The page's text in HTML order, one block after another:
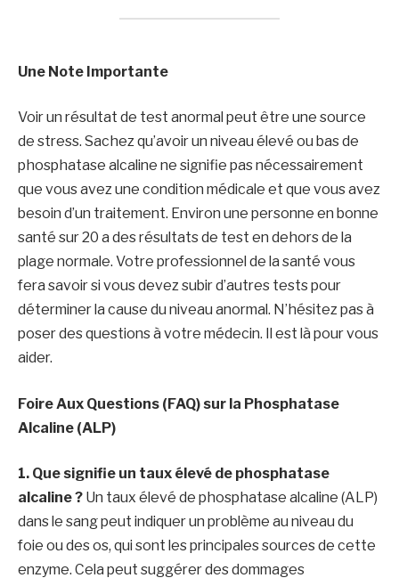
Une Note Importante
Voir un résultat de test anormal peut être une source
de stress. Sachez qu’avoir un niveau élevé ou bas de
phosphatase alcaline ne signifie pas nécessairement
que vous avez une condition médicale et que vous avez
besoin d’un traitement. Environ une personne en bonne
santé sur 20 a des résultats de test en dehors de la
plage normale. Votre professionnel de la santé vous
fera savoir si vous devez subir d’autres tests pour
déterminer la cause du niveau anormal. N’hésitez pas à
poser des questions à votre médecin. Il est là pour vous
aider.
Foire Aux Questions (FAQ) sur la Phosphatase
Alcaline (ALP)
1. Que signifie un taux élevé de phosphatase
alcaline ? Un taux élevé de phosphatase alcaline (ALP)
dans le sang peut indiquer un problème au niveau du
foie ou des os, qui sont les principales sources de cette
enzyme. Cela peut suggérer des dommages